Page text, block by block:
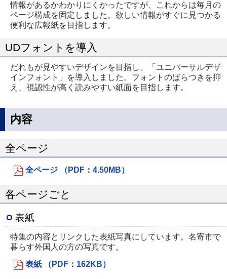
情報があるかわかりにくかったですが、これからは毎月の
ページ構成を固定しました。欲しい情報がすぐに見つかる
便利な広報紙を目指します。
UDフォントを導入
だれもが見やすいデザインを目指し、「ユニバーサルデザ
インフォント」を導入しました。フォントのばらつきを抑
え、視認性が高く読みやすい紙面を目指します。
内容
全ページ
全ページ （PDF：4.50MB）
各ページごと
表紙
特集の内容とリンクした表紙写真にしています。名寄市で
暮らす外国人の方の写真です。
表紙 （PDF：162KB）